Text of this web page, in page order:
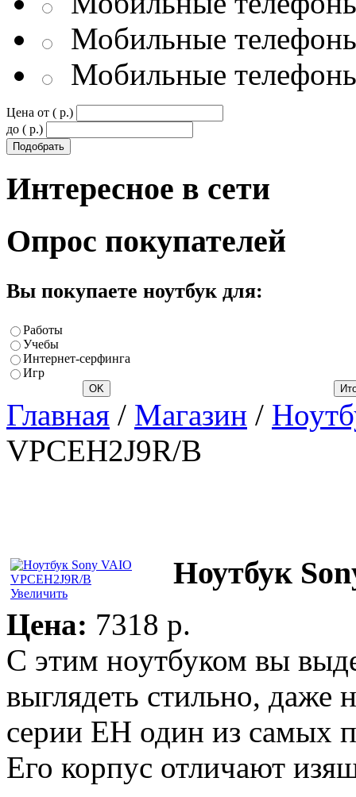
Мобильные
Мобильные
Цена от ( p.)
до ( p.)
Интересное в сети
Опрос покупателей
Вы покупаете ноутбук для:
Работы
Учебы
Интернет-серфинга
Игр
Главная / Магазин /
VPCEH2J9R/B
Увеличить
Ноутбук
Цена: 7318 p.
С этим ноутбуком вы
выглядеть стильно, даже
серии EH один из самых
Его корпус отличают